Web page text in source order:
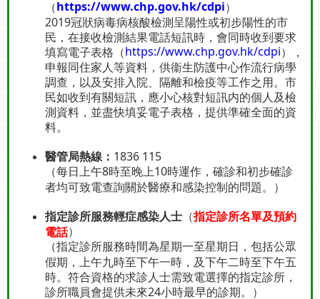
（https://www.chp.gov.hk/cdpi）
2019冠狀病毒病核酸檢測呈陽性或初步陽性的市
民，在接收檢測結果電話短訊時，會同時收到要求
填寫電子表格（https://www.chp.gov.hk/cdpi），
申報同住家人等資料，供衞生防護中心作流行病學
調查，以及安排入院、隔離和檢疫等工作之用。市
民如收到有關短訊，應小心核對短訊内的個人及檢
測資料，並盡快填妥電子表格，提供準確全面的資
料。
醫管局熱線： 1836 115
（每日上午8時至晚上10時運作，確診和初步確診
者均可致電查詢關於醫療和感染控制的問題。）
指定診所服務輕症感染人士 （指定診所名單及預約
電話）
（指定診所服務時間為星期一至星期日，包括公眾
假期，上午九時至下午一時，及下午二時至下午五
時。符合資格的求診人士需致電選擇的指定診所，
診所職員會提供未來24小時最早的診期。）